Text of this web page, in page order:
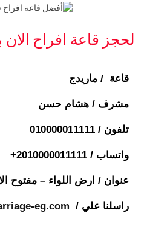
لحجز قاعة افراح الان
قاعة / ماريدج
مشرف / هشام حسن
تلفون / 010000011111
واتساب / ⁦+2010000011111
عنوان / ارض اللواء – مفتوح
راسلنا علي / eg.com